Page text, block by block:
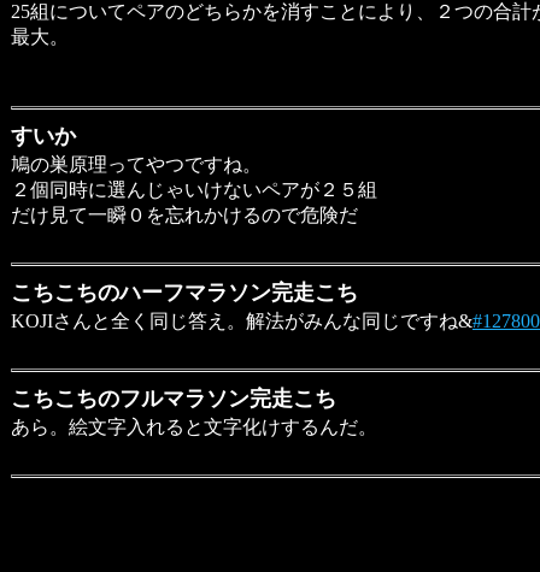
25組についてペアのどちらかを消すことにより、２つの合
最大。
すいか
鳩の巣原理ってやつですね。
２個同時に選んじゃいけないペアが２５組
だけ見て一瞬０を忘れかけるので危険だ
こちこちのハーフマラソン完走こち
KOJIさんと全く同じ答え。解法がみんな同じですね&#127800
こちこちのフルマラソン完走こち
あら。絵文字入れると文字化けするんだ。